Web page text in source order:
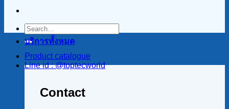
Product catalogue
Line id : @toptecworld
บริการทั้งหมด
Contact